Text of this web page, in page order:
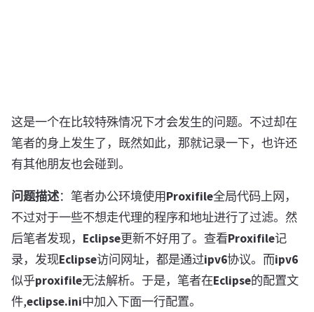
这是一个在比较特殊情况下才会发生的问题。不过却在
笔者的身上发生了，既然如此，那就记录一下，也许还
有其他朋友也会碰到。
问题描述：笔者办公环境使用Proxifile全局代码上网，
不过对于一些不想走代理的程序和地址进行了过滤。然
后笔者发现， Eclipse更新不好用了。查看Proxifile记
录，发现Eclipse访问网址，都是通过ipv6协议。而ipv6
似乎proxifile无法解析。于是，笔者在Eclipse的配置文
件,eclipse.ini中加入下面一行配置。